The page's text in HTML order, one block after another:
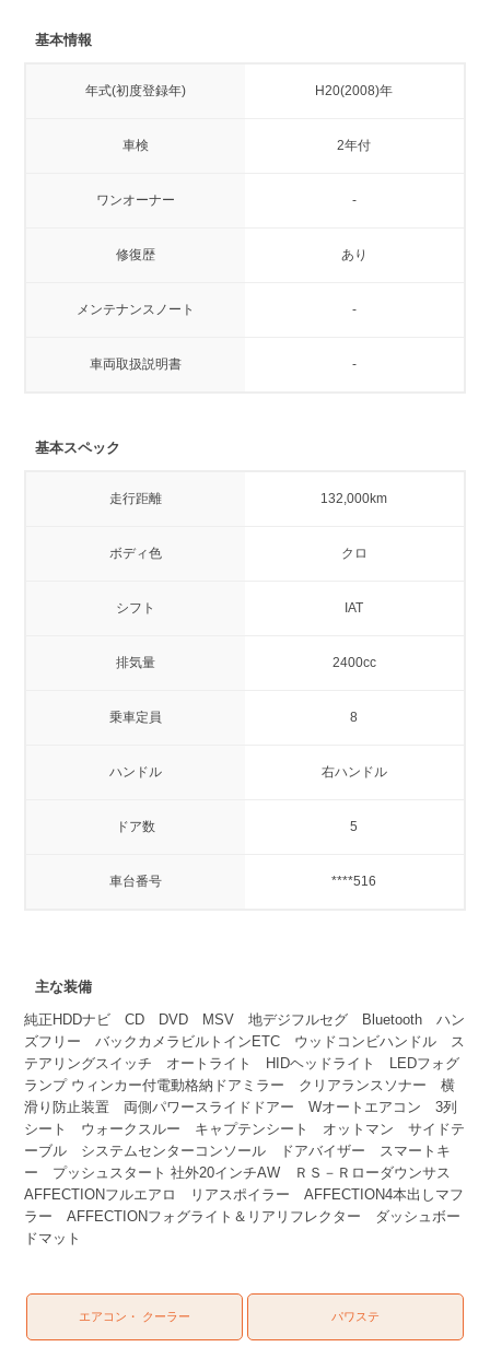
基本情報
年式(初度登録年) H20(2008)年
車検 2年付
ワンオーナー -
修復歴 あり
メンテナンスノート -
車両取扱説明書 -
基本スペック
走行距離 132,000km
ボディ色 クロ
シフト IAT
排気量 2400cc
乗車定員 8
ハンドル 右ハンドル
ドア数 5
車台番号 ****516
主な装備
純正HDDナビ CD DVD MSV 地デジフルセグ Bluetooth ハン
ズフリー バックカメラビルトインETC ウッドコンビハンドル ス
テアリングスイッチ オートライト HIDヘッドライト LEDフォグ
ランプ ウィンカー付電動格納ドアミラー クリアランスソナー 横
滑り防止装置 両側パワースライドドアー Wオートエアコン 3列
シート ウォークスルー キャプテンシート オットマン サイドテ
ーブル システムセンターコンソール ドアバイザー スマートキ
ー プッシュスタート 社外20インチAW ＲＳ－Ｒローダウンサス
AFFECTIONフルエアロ リアスポイラー AFFECTION4本出しマフ
ラー AFFECTIONフォグライト＆リアリフレクター ダッシュボー
ドマット
エアコン・ クーラー パワステ